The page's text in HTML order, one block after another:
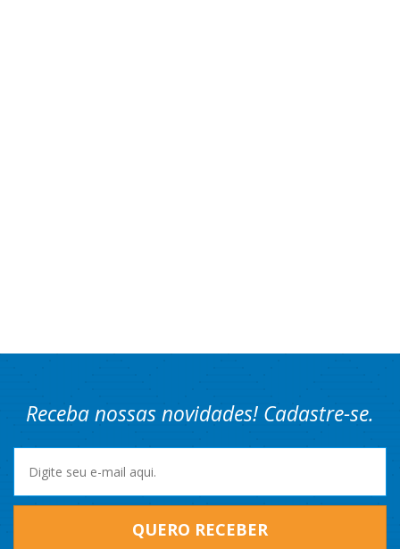
Receba nossas novidades! Cadastre-se.
QUERO RECEBER